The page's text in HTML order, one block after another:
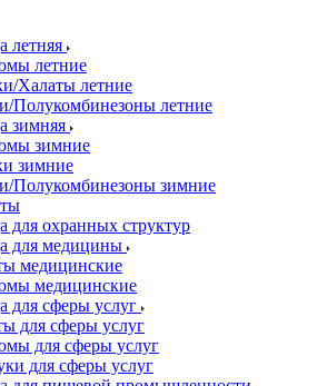
летняя
летние
Халаты летние
Полукомбинезоны летние
зимняя
зимние
зимние
Полукомбинезоны зимние
для охранных структур
для медицины
медицинские
медицинские
для сферы услуг
для сферы услуг
для сферы услуг
для сферы услуг